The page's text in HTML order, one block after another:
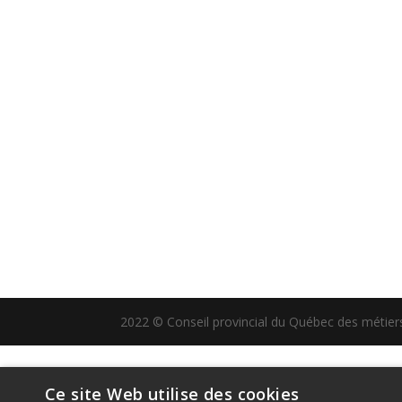
2022 © Conseil provincial du Québec des
Ce site Web utilise des cookies